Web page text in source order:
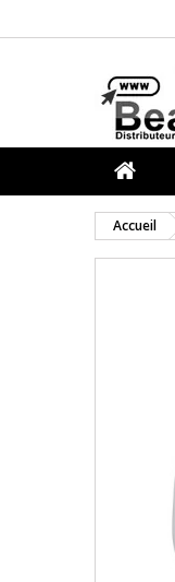
Accueil